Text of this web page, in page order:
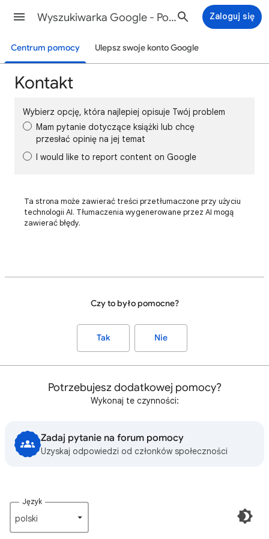
Wyszukiwarka Google - Pomoc Zaloguj się
Centrum pomocy Ulepsz swoje konto Google
Kontakt
Wybierz opcję, która najlepiej opisuje Twój problem
Mam pytanie dotyczące książki lub chcę
przesłać opinię na jej temat
I would like to report content on Google
Ta strona może zawierać treści przetłumaczone przy użyciu
technologii AI. Tłumaczenia wygenerowane przez AI mogą
zawierać błędy.
Czy to było pomocne?
Tak Nie
Potrzebujesz dodatkowej pomocy?
Wykonaj te czynności:
Zadaj pytanie na forum pomocy
Uzyskaj odpowiedzi od członków społeczności
Język
polski‎